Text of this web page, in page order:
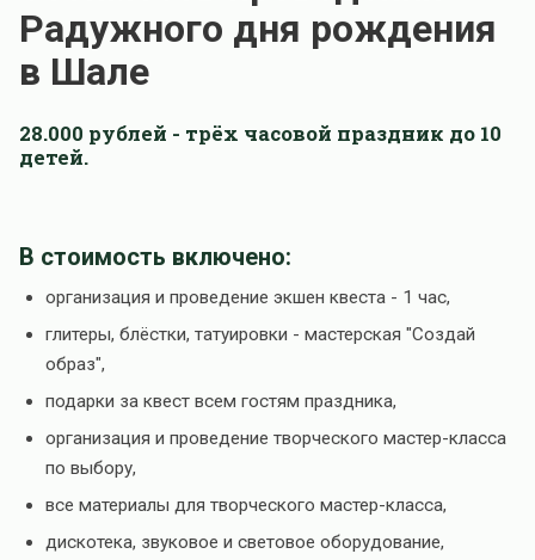
Радужного дня рождения
в Шале
28.000 рублей - трёх часовой праздник до 10
детей.
В стоимость включено:
организация и проведение экшен квеста - 1 час,
глитеры, блёстки, татуировки - мастерская "Создай
образ",
подарки за квест всем гостям праздника,
организация и проведение творческого мастер-класса
по выбору,
все материалы для творческого мастер-класса,
дискотека, звуковое и световое оборудование,